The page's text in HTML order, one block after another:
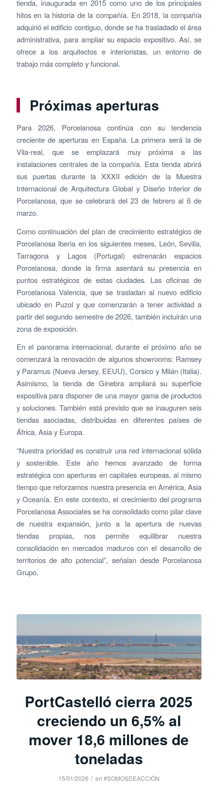
tienda, inaugurada en 2015 como uno de los principales
hitos en la historia de la compañía. En 2018, la compañía
adquirió el edificio contiguo, donde se ha trasladado el área
administrativa, para ampliar su espacio expositivo. Así, se
ofrece a los arquitectos e interioristas, un entorno de
trabajo más completo y funcional.
Próximas aperturas
Para 2026, Porcelanosa continúa con su tendencia
creciente de aperturas en España. La primera será la de
Vila-real, que se emplazará muy próxima a las
instalaciones centrales de la compañía. Esta tienda abrirá
sus puertas durante la XXXII edición de la Muestra
Internacional de Arquitectura Global y Diseño Interior de
Porcelanosa, que se celebrará del 23 de febrero al 6 de
marzo.
Como continuación del plan de crecimiento estratégico de
Porcelanosa Iberia en los siguientes meses, León, Sevilla,
Tarragona y Lagos (Portugal) estrenarán espacios
Porcelanosa, donde la firma asentará su presencia en
puntos estratégicos de estas ciudades. Las oficinas de
Porcelanosa Valencia, que se trasladan al nuevo edificio
ubicado en Puzol y que comenzarán a tener actividad a
partir del segundo semestre de 2026, también incluirán una
zona de exposición.
En el panorama internacional, durante el próximo año se
comenzará la renovación de algunos showrooms: Ramsey
y Paramus (Nueva Jersey, EEUU), Corsico y Milán (Italia).
Asimismo, la tienda de Ginebra ampliará su superficie
expositiva para disponer de una mayor gama de productos
y soluciones. También está previsto que se inauguren seis
tiendas asociadas, distribuidas en diferentes países de
África, Asia y Europa.
“Nuestra prioridad es construir una red internacional sólida
y sostenible. Este año hemos avanzado de forma
estratégica con aperturas en capitales europeas, al mismo
tiempo que reforzamos nuestra presencia en América, Asia
y Oceanía. En este contexto, el crecimiento del programa
Porcelanosa Associates se ha consolidado como pilar clave
de nuestra expansión, junto a la apertura de nuevas
tiendas propias, nos permite equilibrar nuestra
consolidación en mercados maduros con el desarrollo de
territorios de alto potencial”, señalan desde Porcelanosa
Grupo.
PortCastelló cierra 2025
creciendo un 6,5% al
mover 18,6 millones de
toneladas
15/01/2026 / en #SOMOSDEACCIÓN